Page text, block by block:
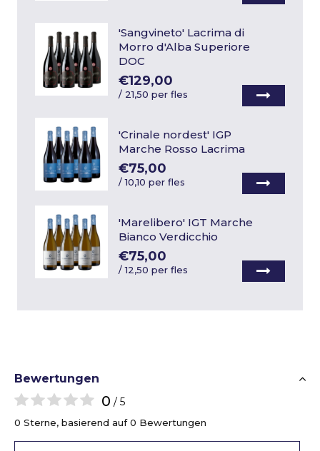
'Sangvineto' Lacrima di
Morro d'Alba Superiore
DOC
€129,00
/ 21,50 per fles
'Crinale nordest' IGP
Marche Rosso Lacrima
€75,00
/10,10 per fles
'Marelibero' IGT Marche
Bianco Verdicchio
€75,00
/12,50 per fles
Bewertungen
0 / 5
0 Sterne, basierend auf 0 Bewertungen